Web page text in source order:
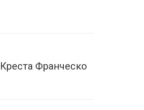
Франческо